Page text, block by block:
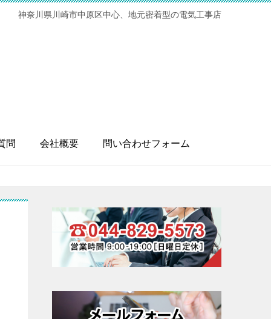
神奈川県川崎市中原区中心、地元密着型の電気工事店
問 会社概要 問い合わせフォーム